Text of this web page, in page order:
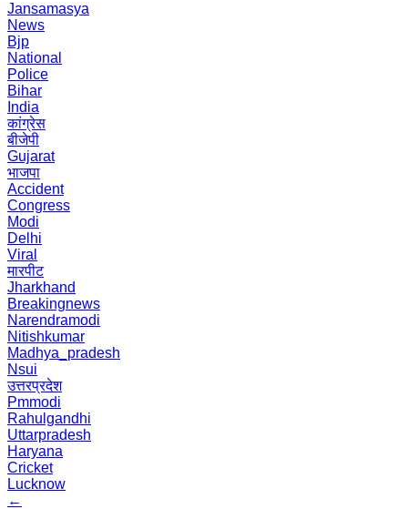
Jansamasya
News
Bjp
National
Police
Bihar
India
कांग्रेस
बीजेपी
Gujarat
भाजपा
Accident
Congress
Modi
Delhi
Viral
मारपीट
Jharkhand
Breakingnews
Narendramodi
Nitishkumar
Madhya_pradesh
Nsui
उत्तरप्रदेश
Pmmodi
Rahulgandhi
Uttarpradesh
Haryana
Cricket
Lucknow
←